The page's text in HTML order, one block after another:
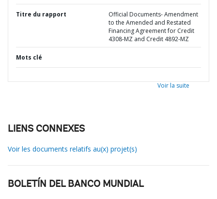
Titre du rapport
Official Documents- Amendment
to the Amended and Restated
Financing Agreement for Credit
4308-MZ and Credit 4892-MZ
Mots clé
Voir la suite
LIENS CONNEXES
Voir les documents relatifs au(x) projet(s)
BOLETÍN DEL BANCO MUNDIAL